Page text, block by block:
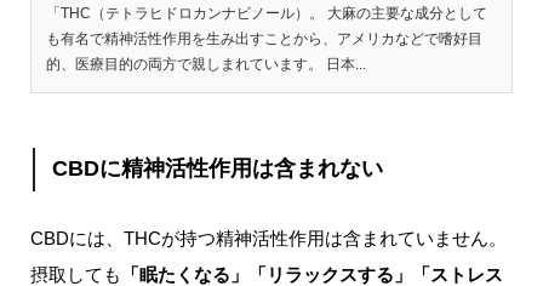
「THC（テトラヒドロカンナビノール）。 大麻の主要な成分として
も有名で精神活性作用を生み出すことから、アメリカなどで嗜好目
的、医療目的の両方で親しまれています。 日本...
CBDに精神活性作用は含まれない
CBDには、THCが持つ精神活性作用は含まれていません。
摂取しても
「眠たくなる」「リラックスする」「ストレス